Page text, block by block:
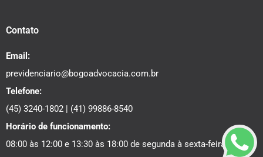
Contato
Email:
previdenciario@bogoadvocacia.com.br
Telefone:
(45) 3240-1802 | (41) 99886-8540
Horário de funcionamento:
08:00 às 12:00 e 13:30 às 18:00 de segunda à sexta-feira.